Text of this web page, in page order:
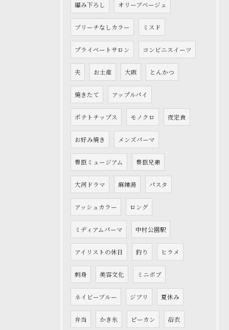
編み下ろし オリーブベージュ
ブリーチなしカラー ミスド
プライベートサロン コンビニスイーツ
夫 お土産 大阪 とんかつ
焼きたて アップルパイ
ポテトチップス モノクロ 夜定食
お好み焼き メンズパーマ
豊臣ミュージアム 豊臣兄弟
大河ドラマ 麻辣湯 パスタ
アッシュカラー ロング
ミディアムパーマ 中村公園駅
アイリストの休日 釣り ヒラメ
刺身 美容文化 ミニボブ
ネイビーブルー ジブリ 夏休み
弁当 かき氷 ピーカン 浴衣